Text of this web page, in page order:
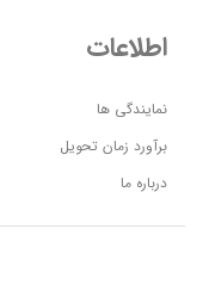
اطلاعات
نمایندگی ها
برآورد زمان تحویل
درباره ما